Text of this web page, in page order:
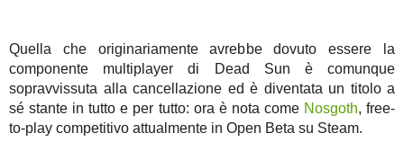
Quella che originariamente avrebbe dovuto essere la
componente multiplayer di Dead Sun è comunque
sopravvissuta alla cancellazione ed è diventata un titolo a
sé stante in tutto e per tutto: ora è nota come Nosgoth, free-
to-play competitivo attualmente in Open Beta su Steam.